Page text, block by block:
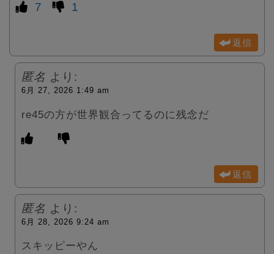
7 1
返信
匿名 より:
6月 27, 2026 1:49 am
re45の方が世界観合ってるのに残念だ
返信
匿名 より:
6月 28, 2026 9:24 am
スキッピーやん